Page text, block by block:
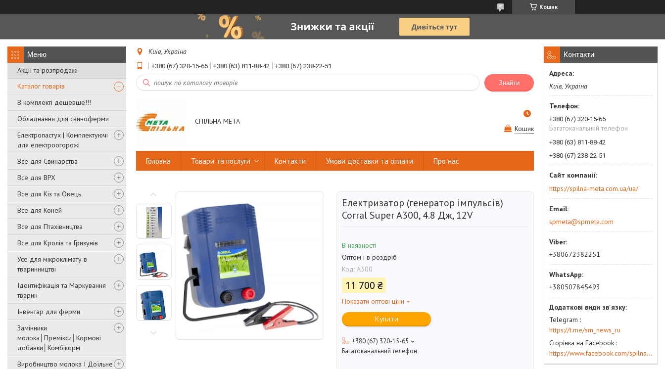
Кошик
Акції та розпродажі
Каталог товарів
В комплекті дешевше!!!
Обладнання для свиноферми
Електропастух | Комплектуючі
для електроогорожі
Все для Свинарства
Все для ВРХ
Все для Кіз та Овець
Все для Коней
Все для Птахівництва
Все для Кролів та Гризунів
Усе для мікроклімату в
тваринництві
Ідентифікація та Маркування
тварин
Інвентар для ферми
Замінники
молока│Премікси│Кормові
добавки│Комбікорм
Виробництво молока І Доїльне
Київ, Україна
+380 (67) 320-15-65 +380 (63) 811-88-42 +380 (67) 238-22-51
Знайти
СПІЛЬНА МЕТА
Кошик
Головна Товари та послуги Контакти Умови доставки та оплати Про нас
Електризатор (генератор імпульсів)
Corral Super A300, 4.8 Дж, 12V
В наявності
Оптом і в роздріб
Код: A300
11 700 ₴
Показати оптові ціни
Купити
+380 (67) 320-15-65
Багатоканальний телефон
Контакти
Київ, Україна
+380 (67) 320-15-65
Багатоканальний телефон
+380 (63) 811-88-42
+380 (67) 238-22-51
https://spilna-meta.com.ua/ua/
spmeta@spmeta.com
+380672382251
+380507845493
Telegram
https://t.me/sm_news_ru
Сторінка на Facebook
https://www.facebook.com/spilna.meta